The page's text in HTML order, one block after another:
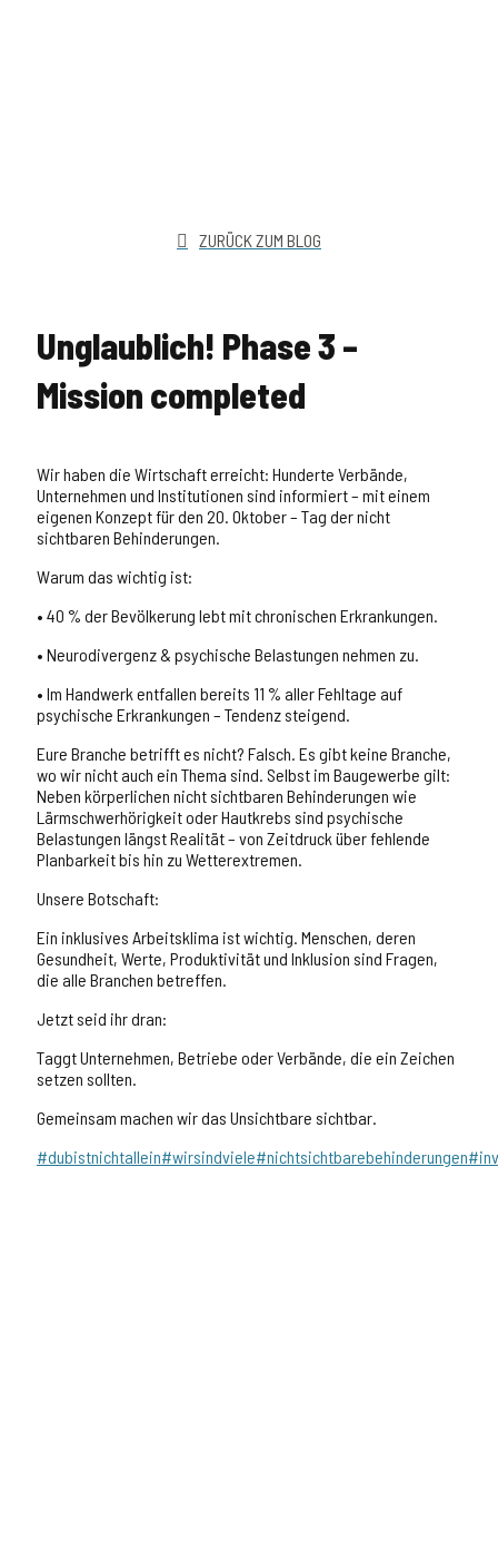
ZURÜCK ZUM BLOG
Unglaublich! Phase 3 –
Mission completed
Wir haben die Wirtschaft erreicht: Hunderte Verbände,
Unternehmen und Institutionen sind informiert – mit einem
eigenen Konzeptfür den 20. Oktober – Tag der nicht
sichtbaren Behinderungen.
Warum das wichtig ist:
• 40 % der Bevölkerung lebt mit chronischen Erkrankungen.
• Neurodivergenz & psychische Belastungen nehmen zu.
• Im Handwerk entfallen bereits 11 % aller Fehltage auf
psychische Erkrankungen – Tendenz steigend.
Eure Branche betrifft es nicht? Falsch. Es gibt keine Branche,
wo wir nicht auch ein Thema sind. Selbst im Baugewerbe gilt:
Neben körperlichen nicht sichtbaren Behinderungen wie
Lärmschwerhörigkeit oder Hautkrebs sind psychische
Belastungen längst Realität – von Zeitdruck über fehlende
Planbarkeit bis hin zu Wetterextremen.
Unsere Botschaft:
Ein inklusives Arbeitsklima ist wichtig. Menschen, deren
Gesundheit, Werte, Produktivität und Inklusion sind Fragen,
die alle Branchen betreffen.
Jetzt seid ihr dran:
Taggt Unternehmen, Betriebe oder Verbände, die ein Zeichen
setzen sollten.
Gemeinsam machen wir das Unsichtbare sichtbar.
#dubistnichtallein#wirsindviele#nichtsichtbarebehinderungen